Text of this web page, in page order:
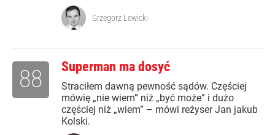
Grzegorz Lewicki
Superman ma dosyć
Straciłem dawną pewność sądów. Częściej
mówię „nie wiem” niż „być może” i dużo
częściej niż „wiem” – mówi reżyser Jan jakub
Kolski.
88